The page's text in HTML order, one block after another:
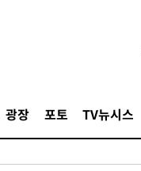
광장 포토 TV뉴시스